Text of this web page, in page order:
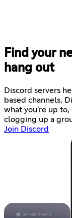
Find your
hang out
Discord servers
based channels.
what you're up
clogging up a
Join Discord